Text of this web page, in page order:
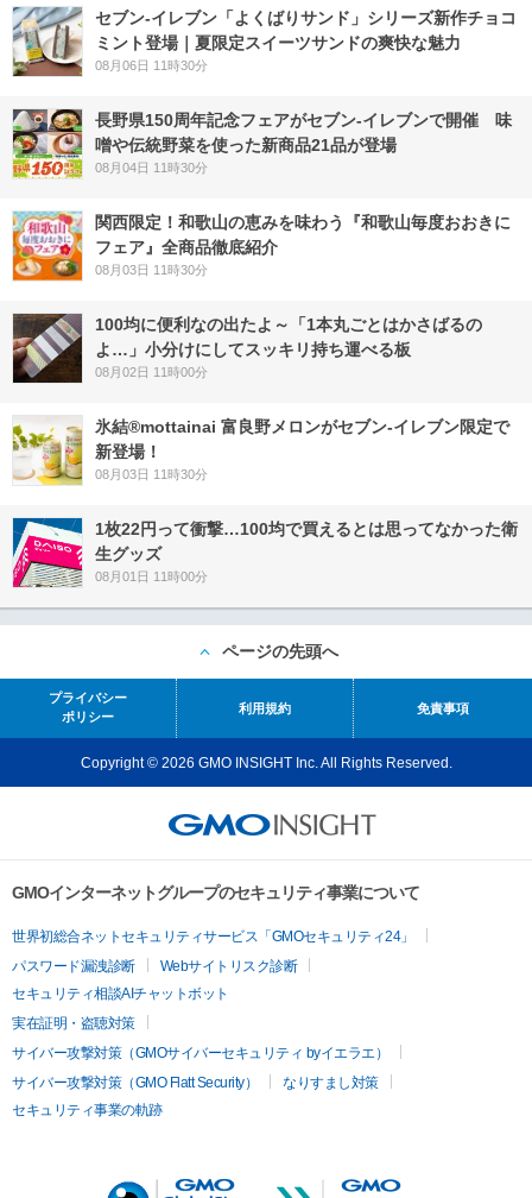
セブン‐イレブン「よくばりサンド」シリーズ新作チョコ
ミント登場｜夏限定スイーツサンドの爽快な魅力
08月06日 11時30分
長野県150周年記念フェアがセブン-イレブンで開催 味
噌や伝統野菜を使った新商品21品が登場
08月04日 11時30分
関西限定！和歌山の恵みを味わう『和歌山毎度おおきに
フェア』全商品徹底紹介
08月03日 11時30分
100均に便利なの出たよ～「1本丸ごとはかさばるの
よ…」小分けにしてスッキリ持ち運べる板
08月02日 11時00分
氷結®mottainai 富良野メロンがセブン‐イレブン限定で
新登場！
08月03日 11時30分
1枚22円って衝撃…100均で買えるとは思ってなかった衛
生グッズ
08月01日 11時00分
ページの先頭へ
プライバシー
ポリシー
利用規約 免責事項
Copyright © 2026 GMO INSIGHT Inc. All Rights Reserved.
GMOインターネットグループのセキュリティ事業について
世界初総合ネットセキュリティサービス「GMOセキュリティ24」
パスワード漏洩診断
Webサイトリスク診断
セキュリティ相談AIチャットボット
実在証明・盗聴対策
サイバー攻撃対策（GMOサイバーセキュリティ byイエラエ）
サイバー攻撃対策（GMO Flatt Security）
なりすまし対策
セキュリティ事業の軌跡